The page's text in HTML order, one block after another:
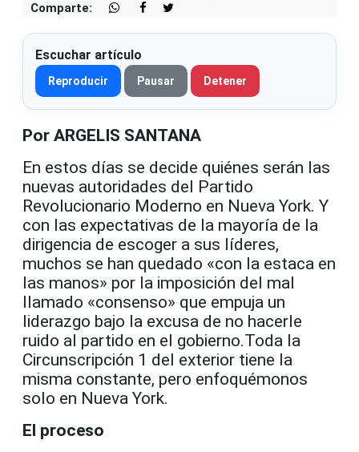
Comparte:
Escuchar artículo
Reproducir Pausar Detener
Por ARGELIS SANTANA
En estos días se decide quiénes serán las
nuevas autoridades del Partido
Revolucionario Moderno en Nueva York. Y
con las expectativas de la mayoría de la
dirigencia de escoger a sus líderes,
muchos se han quedado «con la estaca en
las manos» por la imposición del mal
llamado «consenso» que empuja un
liderazgo bajo la excusa de no hacerle
ruido al partido en el gobierno.Toda la
Circunscripción 1 del exterior tiene la
misma constante, pero enfoquémonos
solo en Nueva York.
El proceso